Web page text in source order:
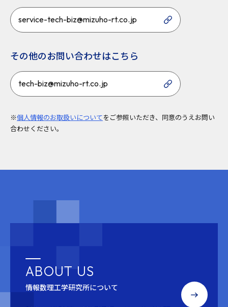
service-tech-biz@mizuho-rt.co.jp
その他のお問い合わせはこちら
tech-biz@mizuho-rt.co.jp
※個人情報のお取扱いについてをご参照いただき、同意のうえお問い
合わせください。
ABOUT US
情報数理工学研究所について